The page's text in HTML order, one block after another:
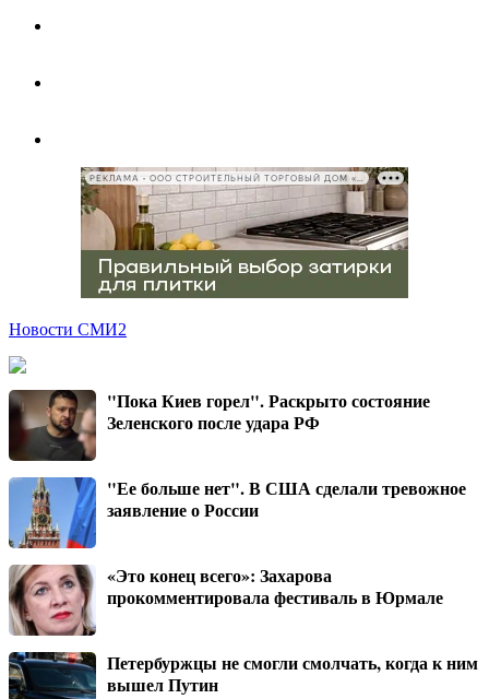
Новости СМИ2
"Пока Киев горел". Раскрыто состояние
Зеленского после удара РФ
"Ее больше нет". В США сделали тревожное
заявление о России
«Это конец всего»: Захарова
прокомментировала фестиваль в Юрмале
Петербуржцы не смогли смолчать, когда к ним
вышел Путин